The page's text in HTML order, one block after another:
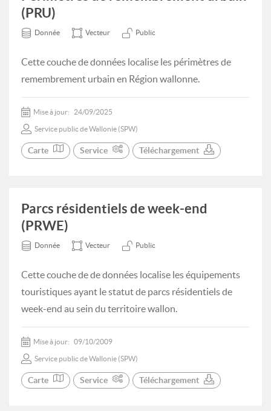
(PRU)
Donnée Vecteur Public
Cette couche de données localise les périmètres de
remembrement urbain en Région wallonne.
Mise à jour: 24/09/2025
Service public de Wallonie (SPW)
Carte Service Téléchargement
Parcs résidentiels de week-end
(PRWE)
Donnée Vecteur Public
Cette couche de de données localise les équipements
touristiques ayant le statut de parcs résidentiels de
week-end au sein du territoire wallon.
Mise à jour: 09/10/2009
Service public de Wallonie (SPW)
Carte Service Téléchargement